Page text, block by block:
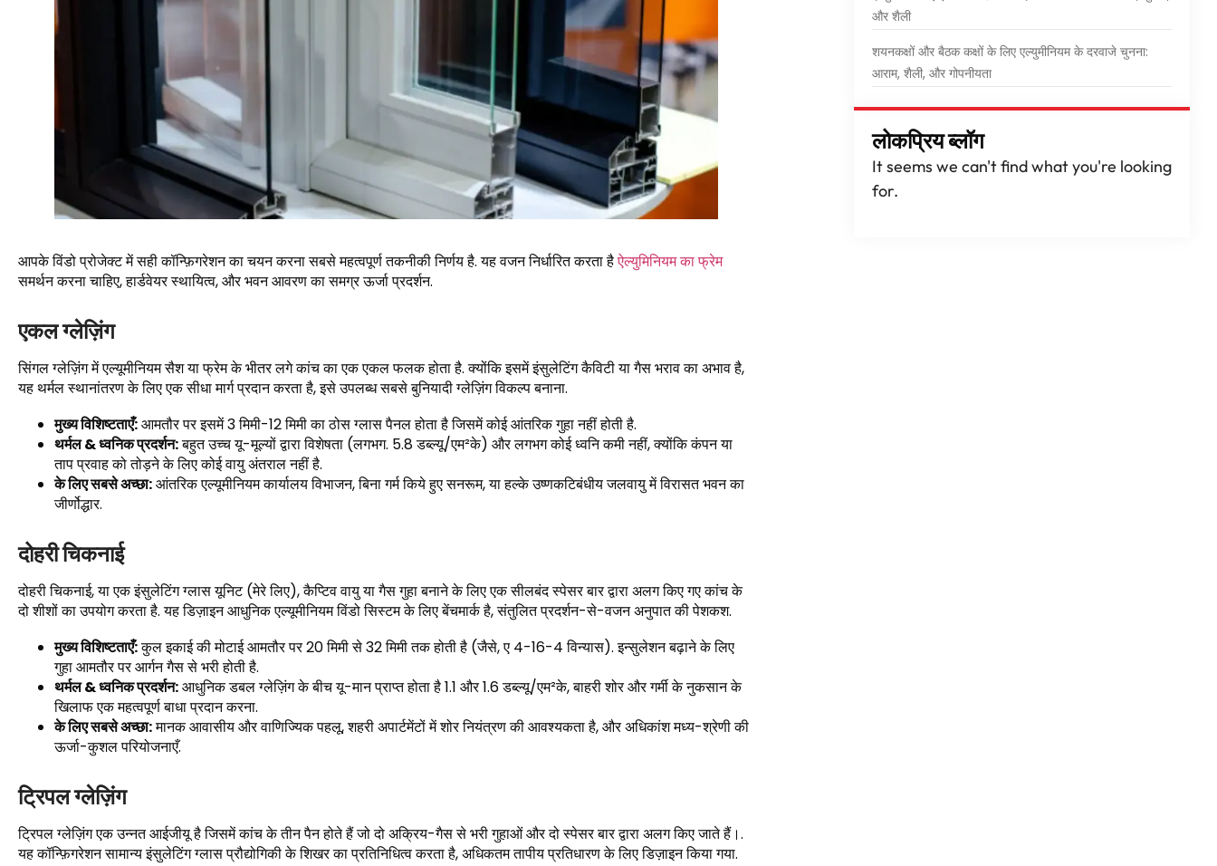
आपके विंडो प्रोजेक्ट में सही कॉन्फ़िगरेशन का चयन करना सबसे महत्वपूर्ण तकनीकी निर्णय है. यह वजन निर्धारित करता हैऐल्युमिनियम का फ्रेम
समर्थन करना चाहिए, हार्डवेयर स्थायित्व, और भवन आवरण का समग्र ऊर्जा प्रदर्शन.
एकल ग्लेज़िंग
सिंगल ग्लेज़िंग में एल्यूमीनियम सैश या फ्रेम के भीतर लगे कांच का एक एकल फलक होता है. क्योंकि इसमें इंसुलेटिंग कैविटी या गैस भराव का अभाव है,
यह थर्मल स्थानांतरण के लिए एक सीधा मार्ग प्रदान करता है, इसे उपलब्ध सबसे बुनियादी ग्लेज़िंग विकल्प बनाना.
मुख्य विशिष्टताएँ:आमतौर पर इसमें 3 मिमी-12 मिमी का ठोस ग्लास पैनल होता है जिसमें कोई आंतरिक गुहा नहीं होती है.
थर्मल & ध्वनिक प्रदर्शन:बहुत उच्च यू-मूल्यों द्वारा विशेषता (लगभग. 5.8 डब्ल्यू/एम²के) और लगभग कोई ध्वनि कमी नहीं, क्योंकि कंपन या
ताप प्रवाह को तोड़ने के लिए कोई वायु अंतराल नहीं है.
के लिए सबसे अच्छा:आंतरिक एल्यूमीनियम कार्यालय विभाजन, बिना गर्म किये हुए सनरूम, या हल्के उष्णकटिबंधीय जलवायु में विरासत भवन का
जीर्णोद्धार.
दोहरी चिकनाई
दोहरी चिकनाई, या एक इंसुलेटिंग ग्लास यूनिट (मेरे लिए), कैप्टिव वायु या गैस गुहा बनाने के लिए एक सीलबंद स्पेसर बार द्वारा अलग किए गए कांच के
दो शीशों का उपयोग करता है. यह डिज़ाइन आधुनिक एल्यूमीनियम विंडो सिस्टम के लिए बेंचमार्क है, संतुलित प्रदर्शन-से-वजन अनुपात की पेशकश.
मुख्य विशिष्टताएँ:कुल इकाई की मोटाई आमतौर पर 20 मिमी से 32 मिमी तक होती है (जैसे, ए 4-16-4 विन्यास). इन्सुलेशन बढ़ाने के लिए
गुहा आमतौर पर आर्गन गैस से भरी होती है.
थर्मल & ध्वनिक प्रदर्शन:आधुनिक डबल ग्लेज़िंग के बीच यू-मान प्राप्त होता है 1.1 और 1.6 डब्ल्यू/एम²के, बाहरी शोर और गर्मी के नुकसान के
खिलाफ एक महत्वपूर्ण बाधा प्रदान करना.
के लिए सबसे अच्छा:मानक आवासीय और वाणिज्यिक पहलू, शहरी अपार्टमेंटों में शोर नियंत्रण की आवश्यकता है, और अधिकांश मध्य-श्रेणी की
ऊर्जा-कुशल परियोजनाएँ.
ट्रिपल ग्लेज़िंग
ट्रिपल ग्लेज़िंग एक उन्नत आईजीयू है जिसमें कांच के तीन पैन होते हैं जो दो अक्रिय-गैस से भरी गुहाओं और दो स्पेसर बार द्वारा अलग किए जाते हैं।.
यह कॉन्फ़िगरेशन सामान्य इंसुलेटिंग ग्लास प्रौद्योगिकी के शिखर का प्रतिनिधित्व करता है, अधिकतम तापीय प्रतिधारण के लिए डिज़ाइन किया गया.
और शैली
शयनकक्षों और बैठक कक्षों के लिए एल्युमीनियम के दरवाजे चुनना:
आराम, शैली, और गोपनीयता
लोकप्रिय ब्लॉग
It seems we can't find what you're looking
for.